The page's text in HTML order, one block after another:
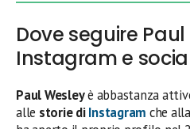
Dove seguire Paul
Instagram e
Paul Wesleyè abbastanza
alle storie diInstagram che